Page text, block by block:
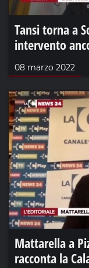
Tansi torna a
intervento
08 marzo 2022
Mattarella a
racconta la